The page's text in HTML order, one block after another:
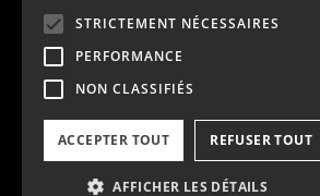
Gouvernance
Carrières
STRICTEMENT NÉCESSAIRES
PERFORMANCE
NON CLASSIFIÉS
ACCEPTER TOUT REFUSER TOUT
AFFICHER LES DÉTAILS